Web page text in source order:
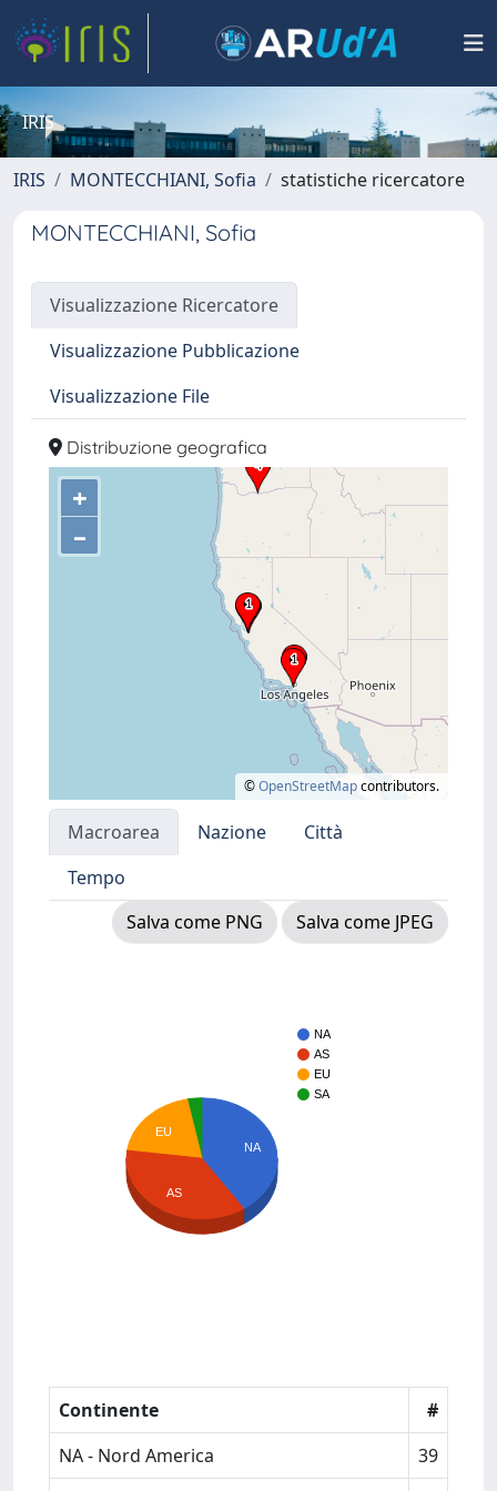
IRIS
IRIS MONTECCHIANI, Sofia statistiche ricercatore
MONTECCHIANI, Sofia
Visualizzazione Ricercatore
Visualizzazione Pubblicazione
Visualizzazione File
Distribuzione geografica
+
–
©OpenStreetMapcontributors.
Macroarea Nazione
Città
Tempo
Salva come PNG
Salva come JPEG
NA
AS
EU
SA
NA
EU
AS
Continente
#
NA - Nord America
39